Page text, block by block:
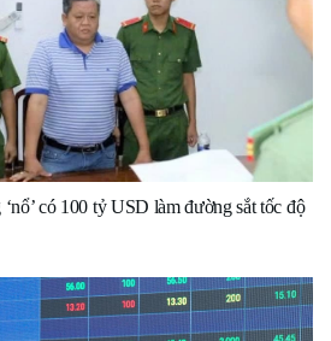
có 100 tỷ USD làm đường sắt tốc độ